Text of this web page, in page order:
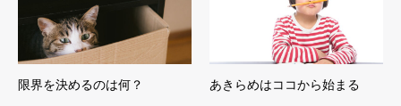
限界を決めるのは何？ あきらめはココから始まる